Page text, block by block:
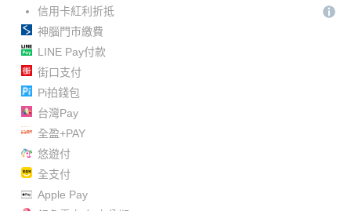
信用卡紅利折抵
神腦門市繳費
LINE Pay付款
街口支付
Pi拍錢包
台灣Pay
全盈+PAY
悠遊付
全支付
Apple Pay